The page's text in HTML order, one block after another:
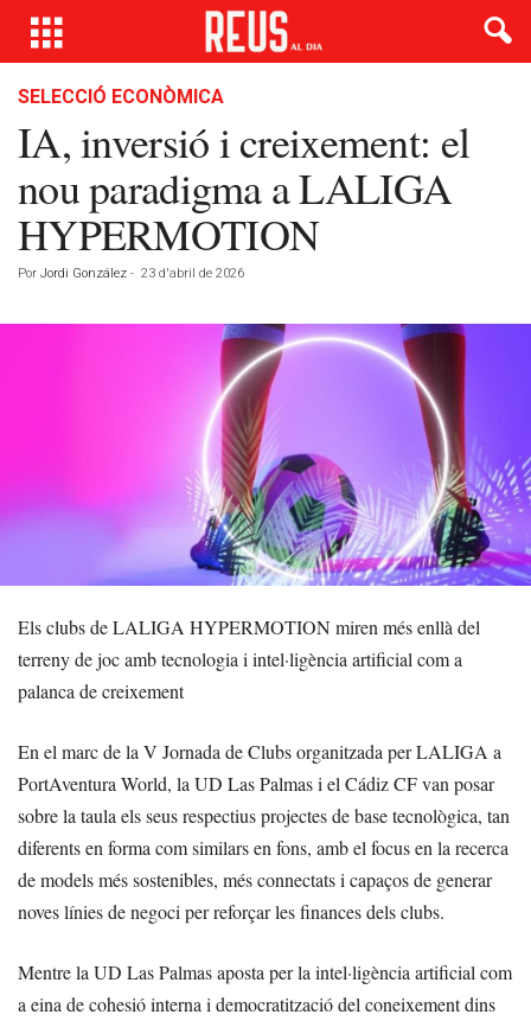
SELECCIÓ ECONÒMICA
IA, inversió i creixement: el
nou paradigma a LALIGA
HYPERMOTION
Por Jordi González - 23 d'abril de 2026
Els clubs de LALIGA HYPERMOTION miren més enllà del
terreny de joc amb tecnologia i intel·ligència artificial com a
palanca de creixement
En el marc de la V Jornada de Clubs organitzada per LALIGA a
PortAventura World, la UD Las Palmas i el Cádiz CF van posar
sobre la taula els seus respectius projectes de base tecnològica, tan
diferents en forma com similars en fons, amb el focus en la recerca
de models més sostenibles, més connectats i capaços de generar
noves línies de negoci per reforçar les finances dels clubs.
Mentre la UD Las Palmas aposta per la intel·ligència artificial com
a eina de cohesió interna i democratització del coneixement dins